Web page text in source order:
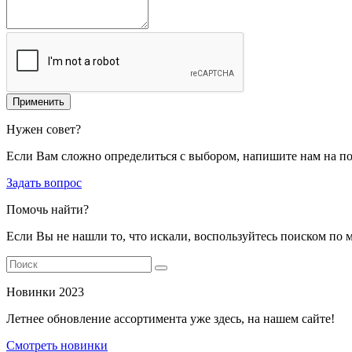
Применить
Нужен совет?
Если Вам сложно определиться с выбором, напишите нам на
Задать вопрос
Помочь найти?
Если Вы не нашли то, что искали, воспользуйтесь поиском по
Новинки 2023
Летнее обновление ассортимента уже здесь, на нашем сайте!
Смотреть новинки